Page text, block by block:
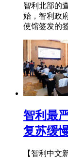
智利北部的
始，智利政
使馆签发的
智利最
复苏缓
【智利中文